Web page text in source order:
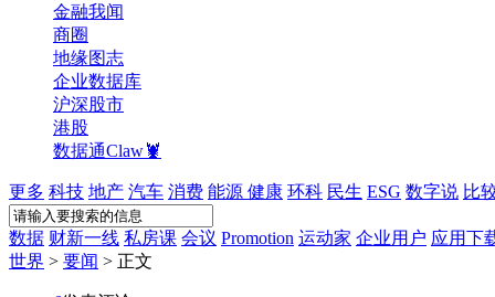
金融我闻
商圈
地缘图志
企业数据库
沪深股市
港股
数据通Claw🦞
更多 科技 地产 汽车 消费 能源 健康 环科 民生 ESG 数字说 比
数据 财新一线 私房课 会议 Promotion 运动家 企业用户 应用下
世界 > 要闻 > 正文